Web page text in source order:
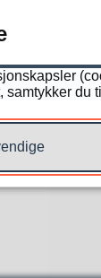
samtykker